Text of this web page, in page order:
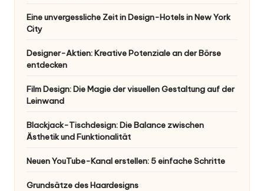
Eine unvergessliche Zeit in Design-Hotels in New York
City
Designer-Aktien: Kreative Potenziale an der Börse
entdecken
Film Design: Die Magie der visuellen Gestaltung auf der
Leinwand
Blackjack-Tischdesign: Die Balance zwischen
Ästhetik und Funktionalität
Neuen YouTube-Kanal erstellen: 5 einfache Schritte
Grundsätze des Haardesigns